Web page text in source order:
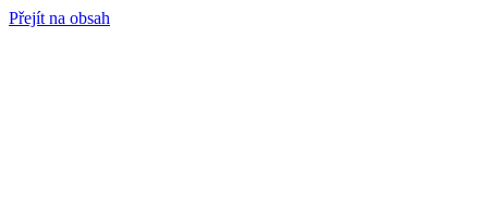
Přejít na obsah